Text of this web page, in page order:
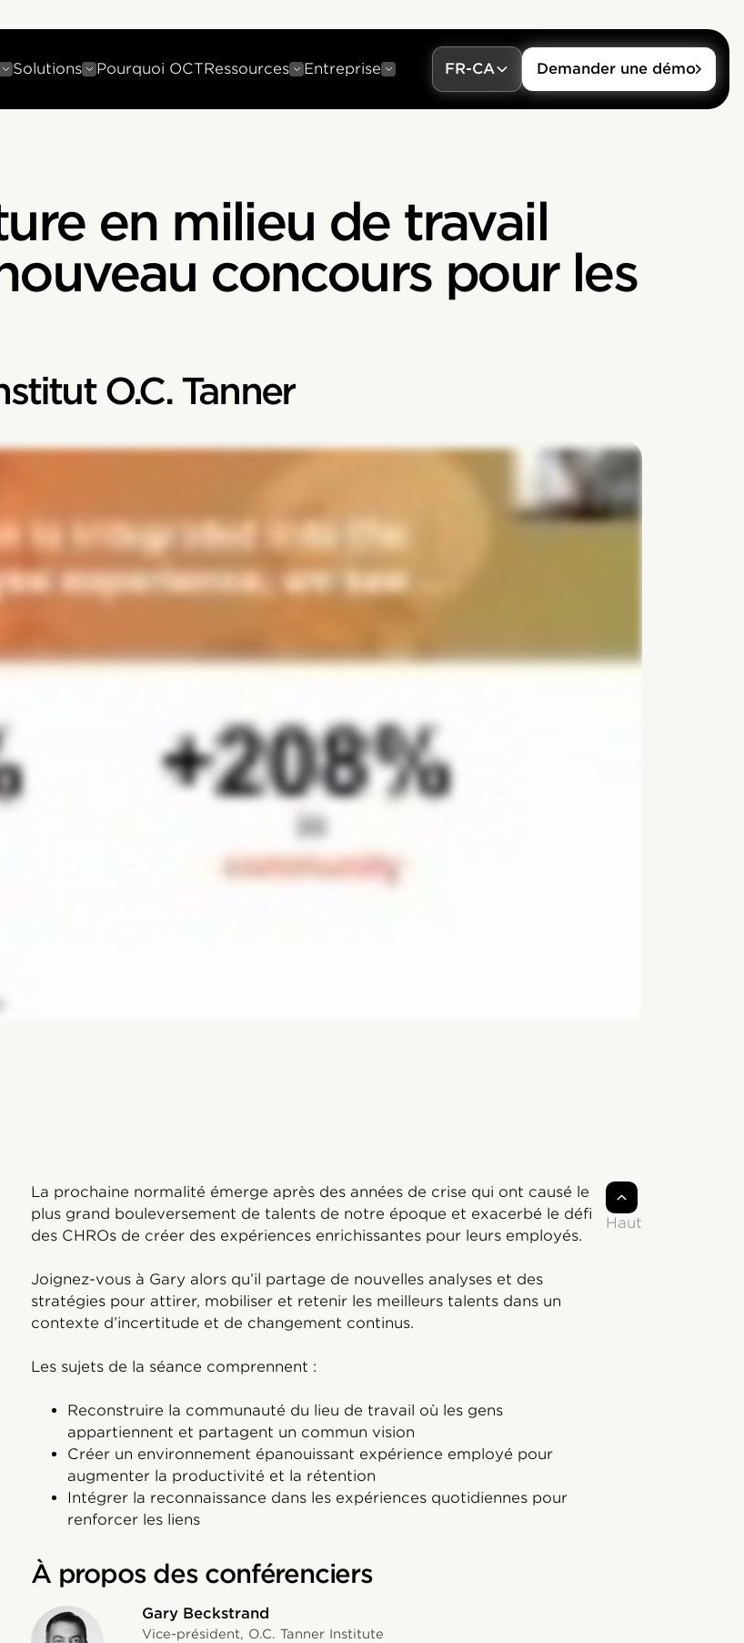
Solutions Pourquoi OCTRessources Entreprise FR-CA Demander une démo
en milieu de travail
concours pour les
O.C. Tanner
La prochaine normalité émerge après des années de crise qui ont causé le
plus grand bouleversement de talents de notre époque et exacerbé le défi
des CHROs de créer des expériences enrichissantes pour leurs employés.
Joignez-vous à Gary alors qu’il partage de nouvelles analyses et des
stratégies pour attirer, mobiliser et retenir les meilleurs talents dans un
contexte d’incertitude et de changement continus.
Les sujets de la séance comprennent :
Reconstruire la communauté du lieu de travail où les gens
appartiennent et partagent un commun vision
Créer un environnement épanouissant expérience employé pour
augmenter la productivité et la rétention
Intégrer la reconnaissance dans les expériences quotidiennes pour
renforcer les liens
À propos des conférenciers
Gary Beckstrand
Vice-président, O.C. Tanner Institute
Haut